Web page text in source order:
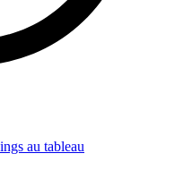
au tableau